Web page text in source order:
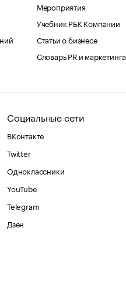
Мероприятия
Учебник РБК Компании
Статьи о бизнесе
Словарь PR и маркетинга
Социальные сети
ВКонтакте
Twitter
Одноклассники
YouTube
Telegram
Дзен